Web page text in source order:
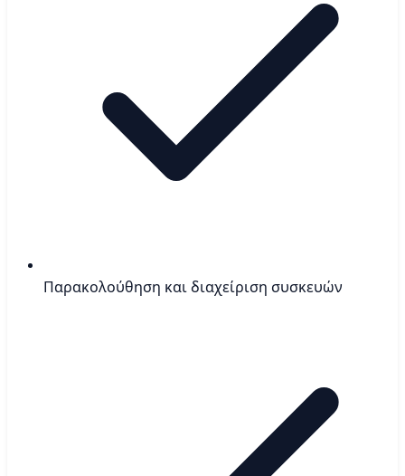
Παρακολούθηση και διαχείριση συσκευών